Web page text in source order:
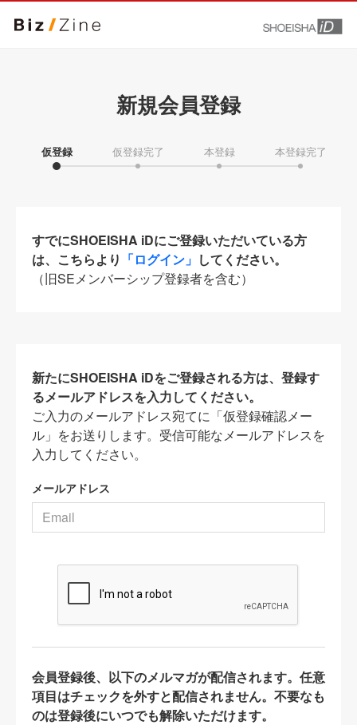
新規会員登録
仮登録 仮登録完了 本登録 本登録完了
すでにSHOEISHA iDにご登録いただいている方
は、こちらより 「ログイン」 してください。
（旧SEメンバーシップ登録者を含む）
新たにSHOEISHA iDをご登録される方は、登録す
るメールアドレスを入力してください。
ご入力のメールアドレス宛てに「仮登録確認メー
ル」をお送りします。受信可能なメールアドレスを
入力してください。
メールアドレス
会員登録後、以下のメルマガが配信されます。任意
項目はチェックを外すと配信されません。不要なも
のは登録後にいつでも解除いただけます。